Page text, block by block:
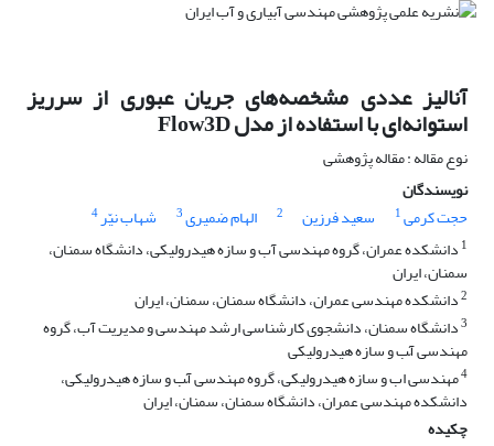
آنالیز عددی مشخصه‌های جریان عبوری از سرریز
استوانه‌ای با استفاده از مدل Flow3D
نوع مقاله : مقاله پژوهشی
نویسندگان
حجت کرمی1 سعید فرزین 2 الهام ضمیری3 شهاب نیّر4
1 دانشکده عمران، گروه مهندسی آب و سازه هیدرولیکی، دانشگاه سمنان،
سمنان، ایران
2دانشکده مهندسی عمران، دانشگاه سمنان، سمنان، ایران
3دانشگاه سمنان، دانشجوی کارشناسی ارشد مهندسی و مدیریت آب، گروه
مهندسی آّب و سازه هیدرولیکی
4مهندسی اب و سازه هیدرولیکی، گروه مهندسی آّب و سازه هیدرولیکی،
دانشکده مهندسی عمران، دانشگاه سمنان، سمنان، ایران
چکیده